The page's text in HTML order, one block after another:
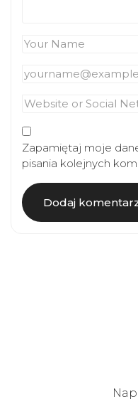
Zapamiętaj moje
pisania kolejnych